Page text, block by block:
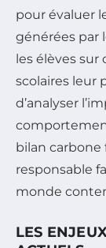
pour évaluer
générées par
les élèves
scolaires leur
d’analyser
bilan
responsable
monde
LES